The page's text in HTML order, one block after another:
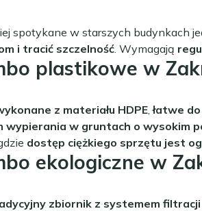
spotykane w starszych budynkach
i tracić szczelność . Wymagają
plastikowe w
z materiału HDPE ,łatwe
wypierania w gruntach o wysokim
dostęp ciężkiego sprzętu jest
ekologiczne w
zbiornik z systemem